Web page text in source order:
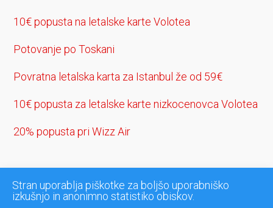
10€ popusta na letalske karte Volotea
Potovanje po Toskani
Povratna letalska karta za Istanbul že od 59€
10€ popusta za letalske karte nizkocenovca Volotea
20% popusta pri Wizz Air
Stran uporablja piškotke za boljšo uporabniško
izkušnjo in anonimno statistiko obiskov.